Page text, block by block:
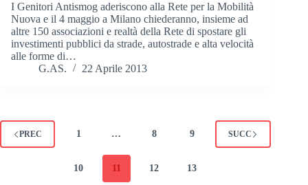
I Genitori Antismog aderiscono alla Rete per la Mobilità
Nuova e il 4 maggio a Milano chiederanno, insieme ad
altre 150 associazioni e realtà della Rete di spostare gli
investimenti pubblici da strade, autostrade e alta velocità
alle forme di…
G.AS.
22 Aprile 2013
PREC 1 … 8 9
10 11 12 13
SUCC